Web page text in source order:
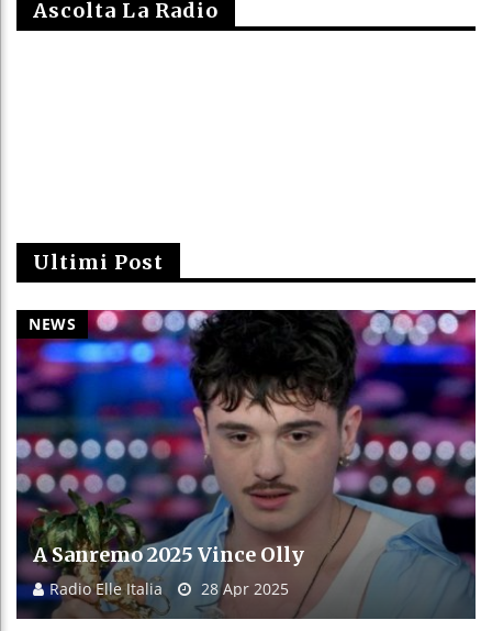
Ascolta La Radio
Ultimi Post
NEWS
A Sanremo 2025 Vince Olly
Radio Elle Italia 28 Apr 2025